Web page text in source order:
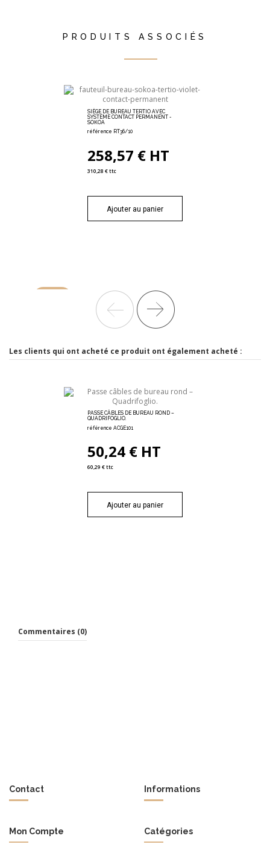
PRODUITS ASSOCIÉS
SIÈGE DE BUREAU TERTIO AVEC
SYSTÈME CONTACT PERMANENT -
SOKOA
référence RT36/10
258,57 € HT
310,28 € ttc
Ajouter au panier
référence ACGE101
60,29 € ttc
Ajouter au panier
référence FECN002
65,78 € ttc
Les clients qui ont acheté ce produit ont également acheté :
PASSE CÂBLES DE BUREAU ROND –
QUADRIFOGLIO.
référence ACGE101
50,24 € HT
60,29 € ttc
Ajouter au panier
Commentaires (0)
Contact Informations
Mon Compte Catégories